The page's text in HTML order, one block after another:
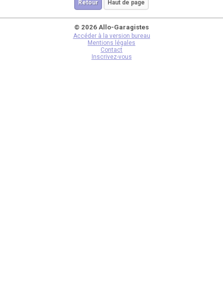
Retour Haut de page
© 2026 Allo-Garagistes
Accéder à la version bureau
Mentions légales
Contact
Inscrivez-vous